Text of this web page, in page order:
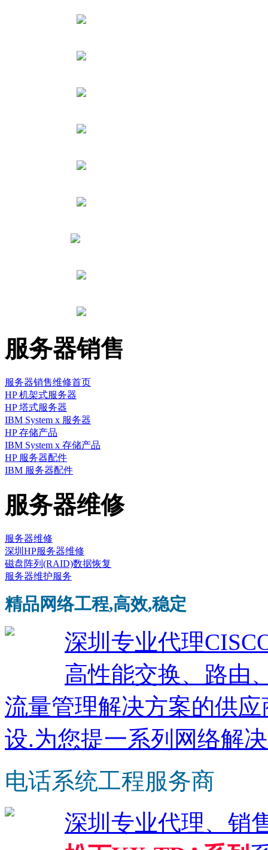
服务器销售
服务器销售维修首页
HP 机架式服务器
HP 塔式服务器
IBM System x 服务器
HP 存储产品
IBM System x 存储产品
HP 服务器配件
IBM 服务器配件
服务器维修
服务器维修
深圳HP服务器维修
磁盘阵列(RAID)数据恢复
服务器维护服务
精品网络工程,高效,稳定
深圳专业代理
高性能交换、路由
流量管理解决方案的供
设.为您提一系列网络解
电话系统工程服务商
深圳专业代理、销